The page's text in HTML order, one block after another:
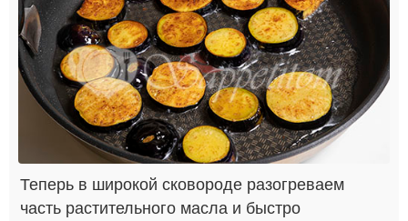
Теперь в широкой сковороде разогреваем
часть растительного масла и быстро